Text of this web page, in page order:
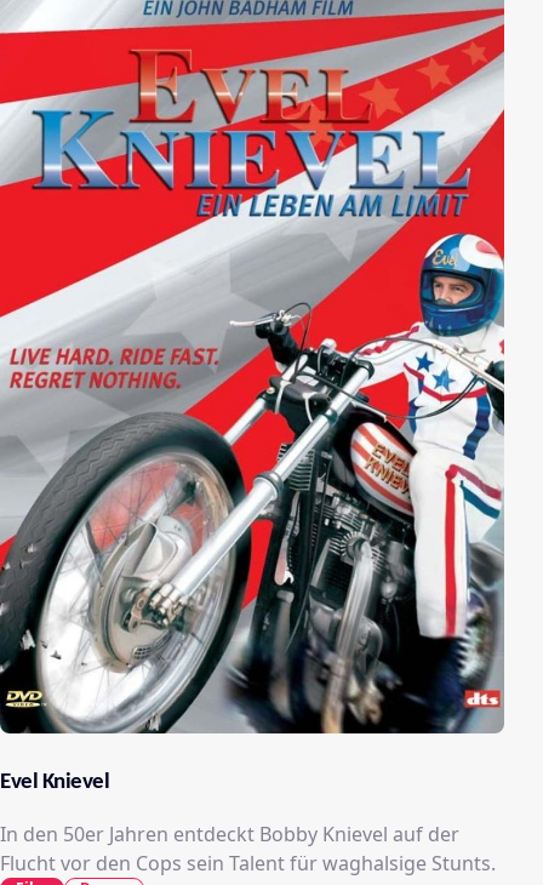
Evel Knievel
In den 50er Jahren entdeckt Bobby Knievel auf der
Flucht vor den Cops sein Talent für waghalsige Stunts.